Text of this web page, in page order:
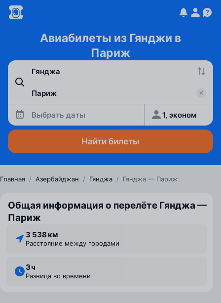
Авиабилеты из Гянджи в
Париж
Выбрать даты 1, эконом
Найти билеты
Главная / Азербайджан / Гянджа / Гянджа — Париж
Общая информация о перелёте Гянджа —
Париж
3 538 км
Расстояние между городами
3 ⁠ч
Разница во времени